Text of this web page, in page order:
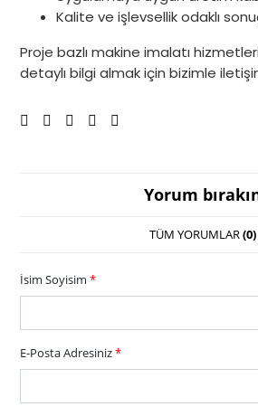
Kalite ve işlevsellik odaklı
Proje bazlı makine imalatı
detaylı bilgi almak için bizimle
Yorum
TÜM YORUMLAR(0)
İsim Soyisim*
E-Posta Adresiniz*